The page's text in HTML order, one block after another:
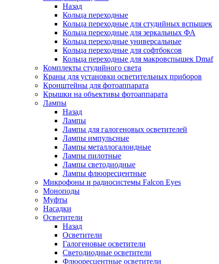
Назад
Кольца переходные
Кольца переходные для студийных вспышек
Кольца переходные для зеркальных ФА
Кольца переходные универсальные
Кольца переходные для софтбоксов
Кольца переходные для макровспышек Dmaf
Комплекты студийного света
Краны для установки осветительных приборов
Кронштейны для фотоаппарата
Крышки на объективы фотоаппарата
Лампы
Назад
Лампы
Лампы для галогеновых осветителей
Лампы импульсные
Лампы металлогалоидные
Лампы пилотные
Лампы светодиодные
Лампы флюоресцентные
Микрофоны и радиосистемы Falcon Eyes
Моноподы
Муфты
Насадки
Осветители
Назад
Осветители
Галогеновые осветители
Светодиодные осветители
Флюоресцентные осветители